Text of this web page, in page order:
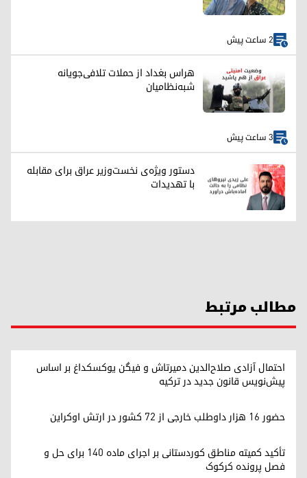
2 ساعت پیش
هراس بغداد از حملات تلافی‌جویانه
شبه‌نظامیان
3 ساعت پیش
دستور ویژه‌ی نخست‌وزیر عراق برای مقابله
با تهدیدات
مطالب مرتبط
احتمال آزادی صلاح‌الدین دمیرتاش و فیگن یوکسکداغ بر اساس
پیش‌نویس قانون جدید در ترکیه
حضور ۱۶ هزار داوطلب خارجی از ۷۲ کشور در ارتش اوکراین
تأکید کمیته مناطق کوردستانی بر اجرای ماده ۱۴۰ برای حل و
فصل پرونده کرکوک